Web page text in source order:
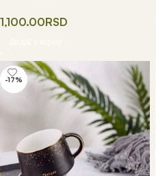
1,100.00RSD
-17%